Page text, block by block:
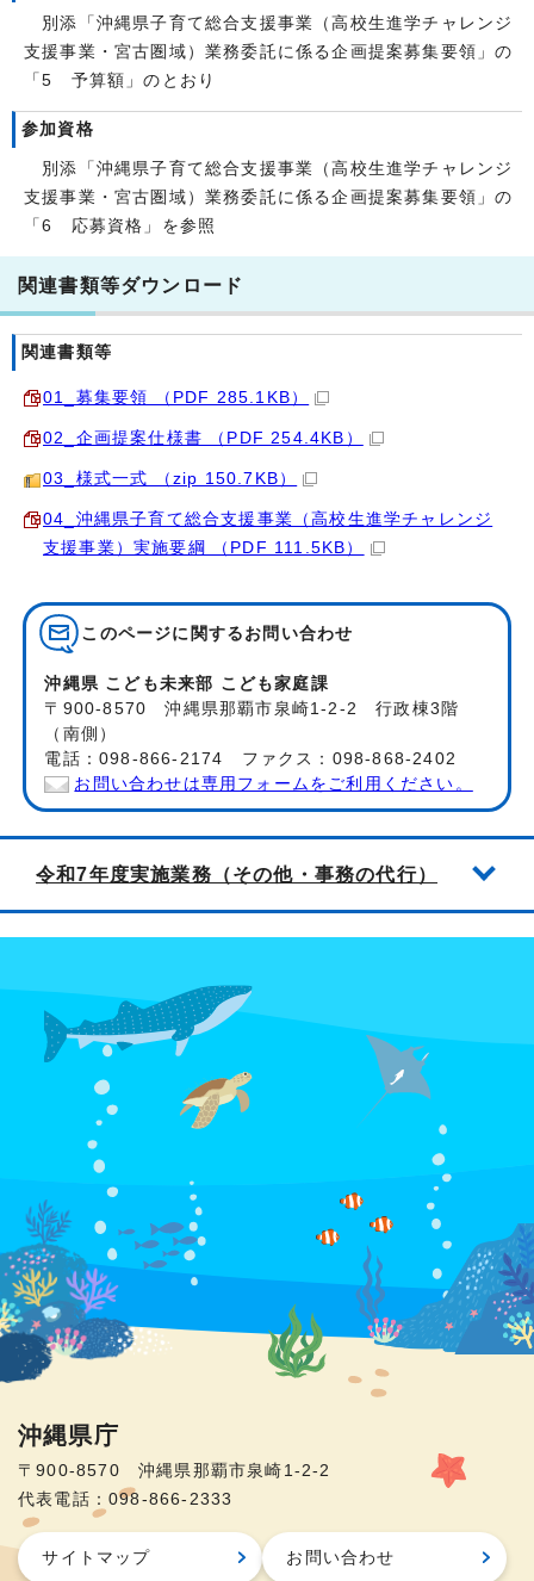
別添「沖縄県子育て総合支援事業（高校生進学チャレンジ
支援事業・宮古圏域）業務委託に係る企画提案募集要領」の
「5 予算額」のとおり
参加資格
別添「沖縄県子育て総合支援事業（高校生進学チャレンジ
支援事業・宮古圏域）業務委託に係る企画提案募集要領」の
「6 応募資格」を参照
関連書類等ダウンロード
関連書類等
01_募集要領 （PDF 285.1KB）
02_企画提案仕様書 （PDF 254.4KB）
03_様式一式 （zip 150.7KB）
04_沖縄県子育て総合支援事業（高校生進学チャレンジ
支援事業）実施要綱 （PDF 111.5KB）
このページに関する お問い合わせ
沖縄県 こども未来部 こども家庭課
〒900-8570 沖縄県那覇市泉崎1-2-2 行政棟3階
（南側）
電話：098-866-2174 ファクス：098-868-2402
お問い合わせは専用フォームをご利用ください。
令和7年度実施業務（その他・事務の代行）
沖縄県庁
〒900-8570 沖縄県那覇市泉崎1-2-2
代表電話：098-866-2333
サイトマップ お問い合わせ